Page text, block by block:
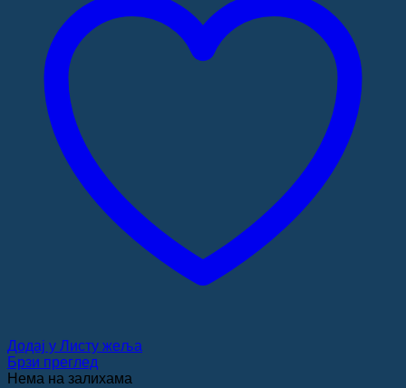
Додај у Листу жеља
Брзи преглед
Нема на залихама